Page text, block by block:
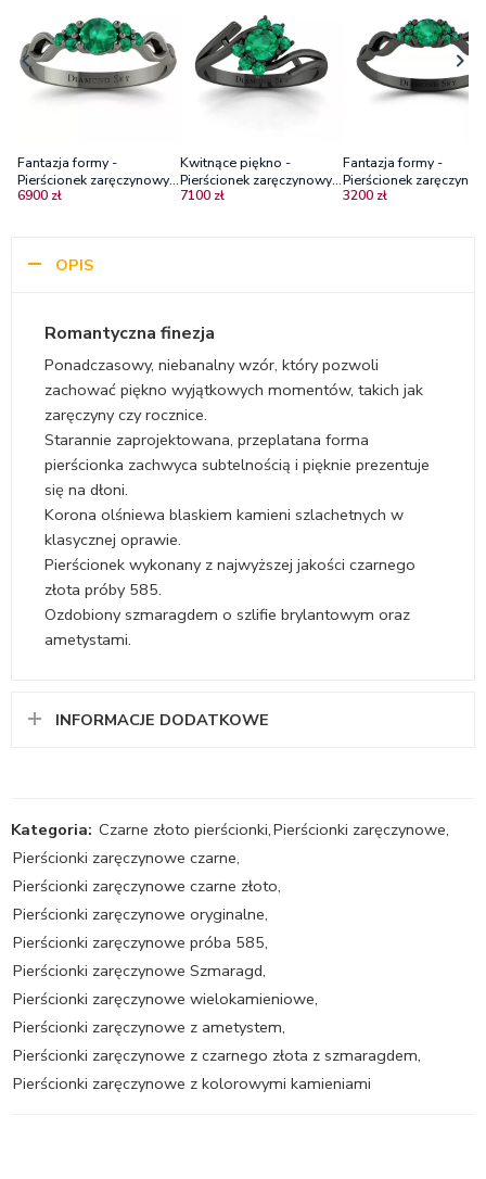
Fantazja formy -
Pierścionek zaręczynowy z
czarnego złota,
6900 zł
Kwitnące piękno -
Pierścionek zaręczynowy,
czarne złoto, szmaragdy
7100 zł
Fantazja formy -
Pierścionek
Diamond Sky, czarne
3200 zł
OPIS
Romantyczna finezja
Ponadczasowy, niebanalny wzór, który pozwoli
zachować piękno wyjątkowych momentów, takich jak
zaręczyny czy rocznice.
Starannie zaprojektowana, przeplatana forma
pierścionka zachwyca subtelnością i pięknie prezentuje
się na dłoni.
Korona olśniewa blaskiem kamieni szlachetnych w
klasycznej oprawie.
Pierścionek wykonany z najwyższej jakości czarnego
złota próby 585.
Ozdobiony szmaragdem o szlifie brylantowym oraz
ametystami.
INFORMACJE DODATKOWE
Kategoria: Czarne złoto pierścionki,Pierścionki zaręczynowe,
Pierścionki zaręczynowe czarne,
Pierścionki zaręczynowe czarne złoto,
Pierścionki zaręczynowe oryginalne,
Pierścionki zaręczynowe próba 585,
Pierścionki zaręczynowe Szmaragd,
Pierścionki zaręczynowe wielokamieniowe,
Pierścionki zaręczynowe z ametystem,
Pierścionki zaręczynowe z czarnego złota z szmaragdem,
Pierścionki zaręczynowe z kolorowymi kamieniami